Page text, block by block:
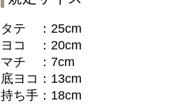
タテ ：25cm
ヨコ ：20cm
マチ ：7cm
底ヨコ：13cm
持ち手：18cm